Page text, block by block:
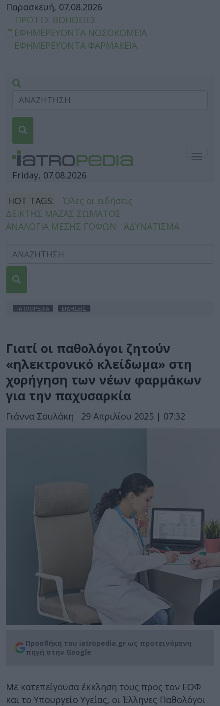
Παρασκευή, 07.08.2026
ΠΡΩΤΕΣ ΒΟΗΘΕΙΕΣ
ΕΦΗΜΕΡΕΥΟΝΤΑ ΝΟΣΟΚΟΜΕΙΑ
ΕΦΗΜΕΡΕΥΟΝΤΑ ΦΑΡΜΑΚΕΙΑ
Friday, 07.08.2026
HOT TAGS:
Όλες οι ειδήσεις
ΔΕΙΚΤΗΣ ΜΑΖΑΣ ΣΩΜΑΤΟΣ
ΑΝΑΛΟΓΙΑ ΜΕΣΗΣ ΓΟΦΩΝ
ΑΔΥΝΑΤΙΣΜΑ
IATROPEDIA ΕΙΔΗΣΕΙΣ
Γιατί οι παθολόγοι ζητούν
«ηλεκτρονικό κλείδωμα» στη
χορήγηση των νέων φαρμάκων
για την παχυσαρκία
Γιάννα Σουλάκη 29 Απριλίου 2025 | 07:32
Προσθήκη του iatropedia.gr ως προτεινόμενη
πηγή στην Google
Με κατεπείγουσα έκκληση τους προς τον ΕΟΦ
και το Υπουργείο Υγείας, οι Έλληνες Παθολόγοι